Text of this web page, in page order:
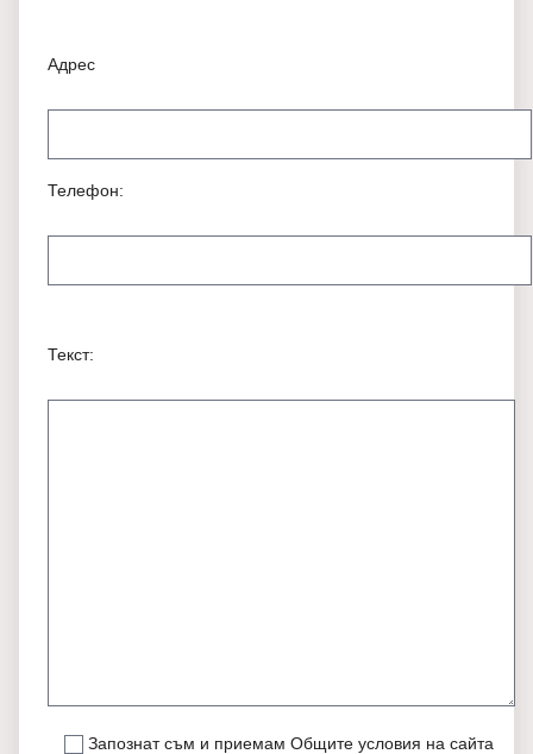
Адрес
Телефон:
Текст:
Запознат съм и приемам Общите условия на сайта